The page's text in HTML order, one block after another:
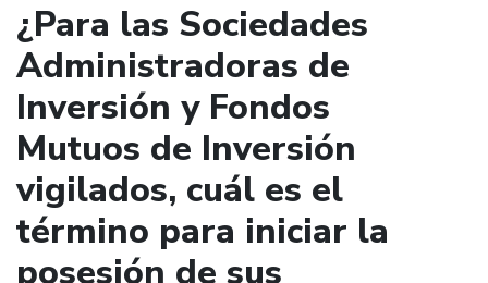
¿Para las Sociedades
Administradoras de
Inversión y Fondos
Mutuos de Inversión
vigilados, cuál es el
término para iniciar la
posesión de sus